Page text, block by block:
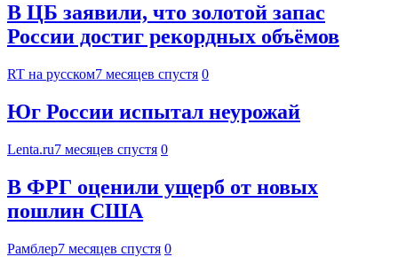
В ЦБ заявили, что золотой запас
России достиг рекордных объёмов
RT на русском7 месяцев спустя 0
Юг России испытал неурожай
Lenta.ru7 месяцев спустя 0
В ФРГ оценили ущерб от новых
пошлин США
Рамблер7 месяцев спустя 0